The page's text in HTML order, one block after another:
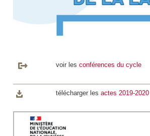
voir les conférences du cycle
télécharger les actes 2019-2020